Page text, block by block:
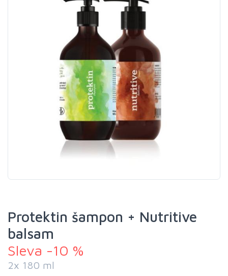
Protektin šampon + Nutritive
balsam
Sleva -10 %
2x 180 ml